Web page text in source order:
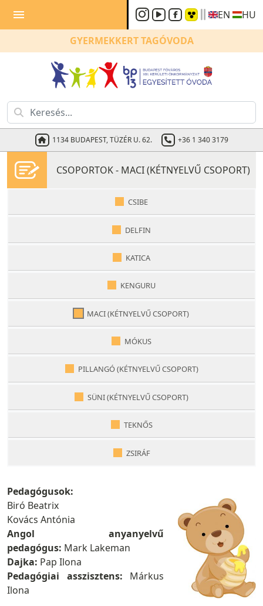
menu
GYERMEKKERTTAGÓVODA
1134 BUDAPEST, TÜZÉR U. 62. +36 1 340 3179
EN HU
CSOPORTOK - MACI (KÉTNYELVŰ CSOPORT)
CSIBE
DELFIN
KATICA
KENGURU
MACI (KÉTNYELVŰ CSOPORT)
MÓKUS
PILLANGÓ (KÉTNYELVŰ CSOPORT)
SÜNI (KÉTNYELVŰ CSOPORT)
TEKNŐS
ZSIRÁF
Pedagógusok:
Biró Beatrix
Kovács Antónia
Angol anyanyelvű
pedagógus: Mark Lakeman
Dajka: Pap Ilona
Pedagógiai asszisztens: Márkus
Ilona